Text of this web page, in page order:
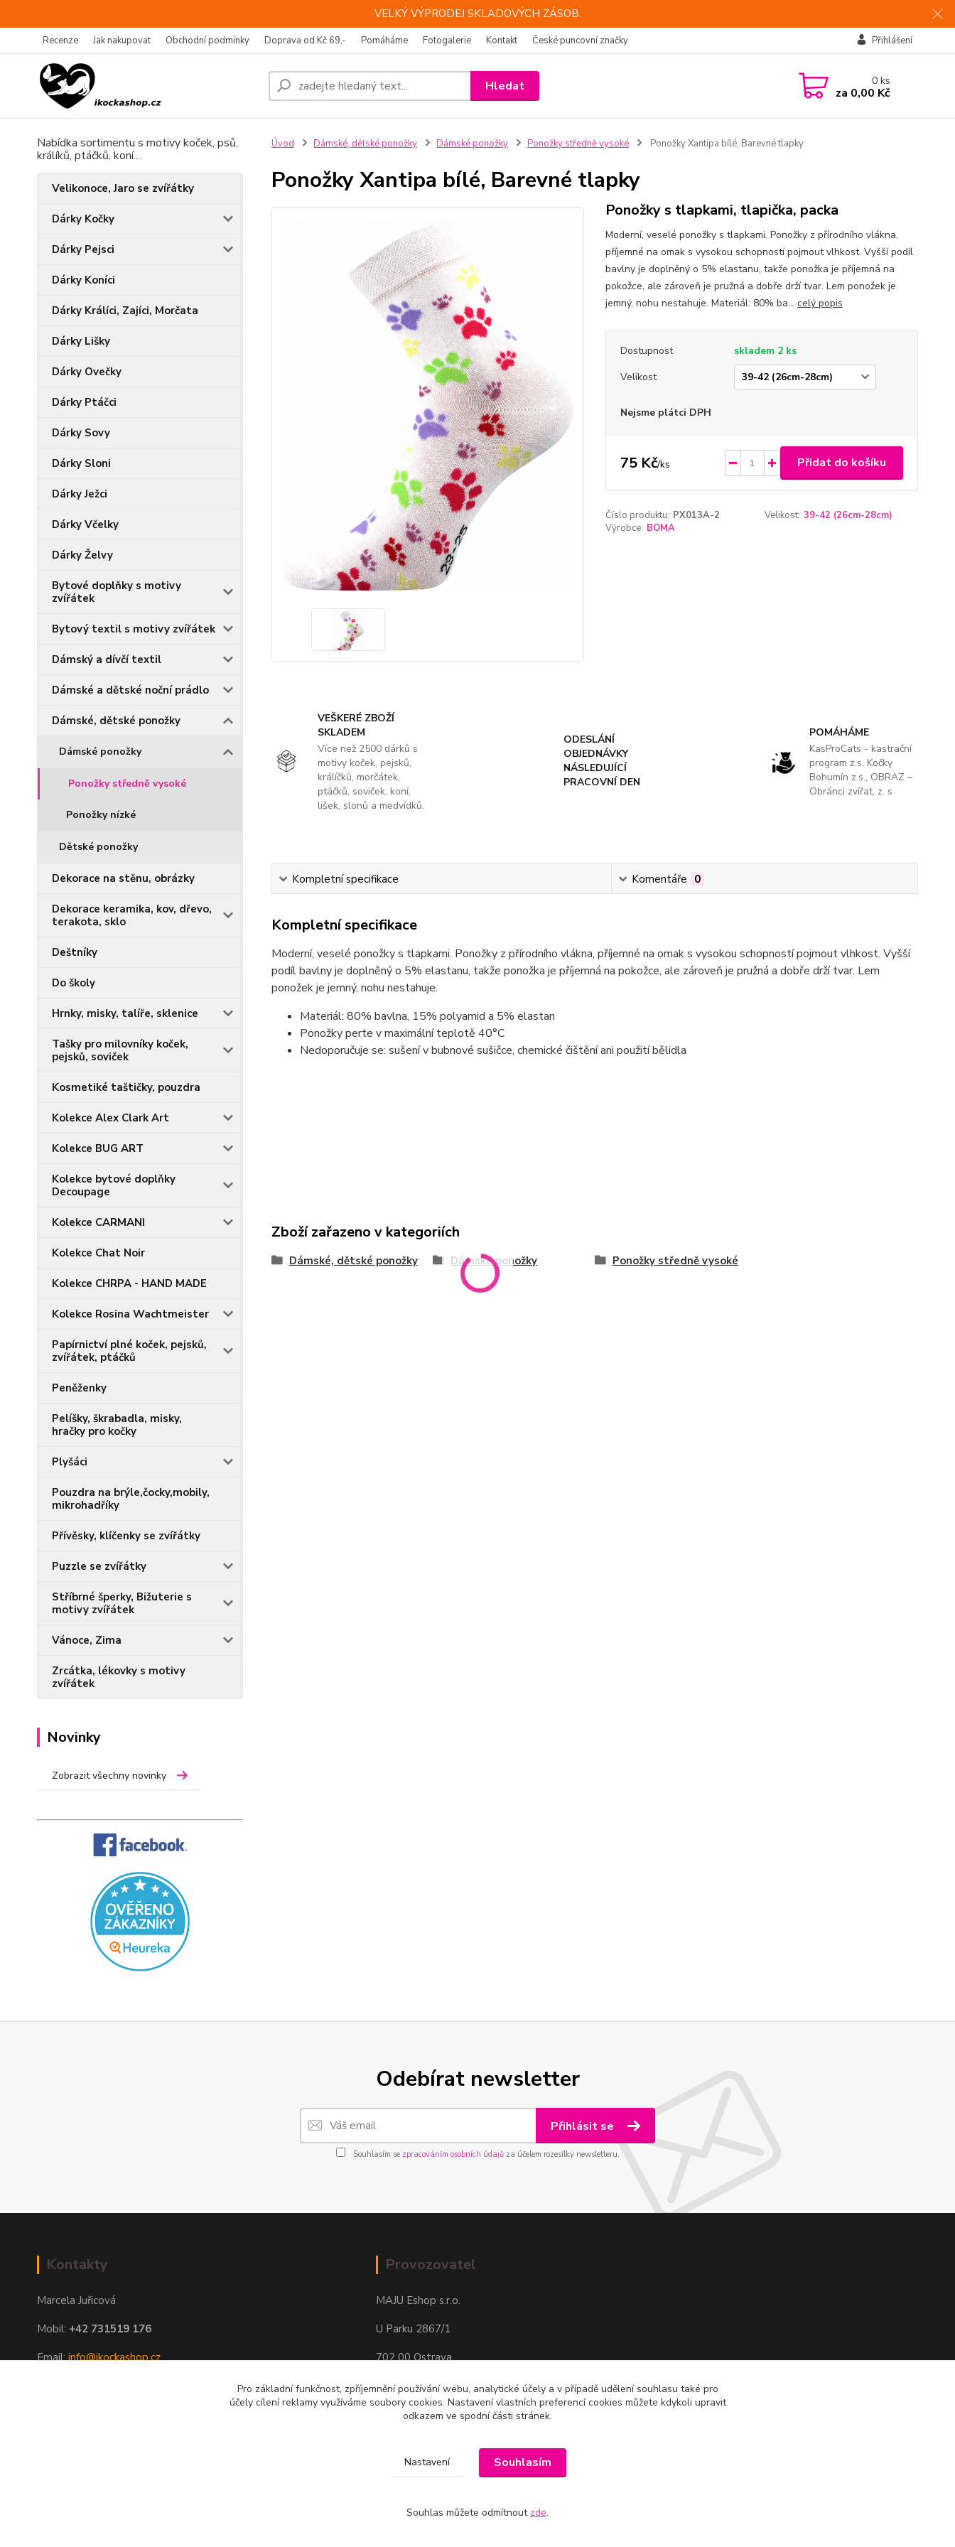
VELKÝ VÝPRODEJ SKLADOVÝCH ZÁSOB.
Recenze Jak nakupovat Obchodní podmínky Doprava od Kč 69,- Pomáháme Fotogalerie Kontakt České puncovní značky Přihlášení
Hledat 0ks
za 0,00 Kč
Nabídka sortimentu s motivy koček, psů,
králíků, ptáčků, koní....
Velikonoce, Jaro se zvířátky
Dárky Kočky
Dárky Pejsci
Dárky Koníci
Dárky Králíci, Zajíci, Morčata
Dárky Lišky
Dárky Ovečky
Dárky Ptáčci
Dárky Sovy
Dárky Sloni
Dárky Ježci
Dárky Včelky
Dárky Želvy
Bytové doplňky s motivy
zvířátek
Bytový textil s motivy zvířátek
Dámský a dívčí textil
Dámské a dětské noční prádlo
Dámské, dětské ponožky
Dámské ponožky
Ponožky středně vysoké
Ponožky nízké
Dětské ponožky
Dekorace na stěnu, obrázky
Dekorace keramika, kov, dřevo,
terakota, sklo
Deštníky
Do školy
Hrnky, misky, talíře, sklenice
Tašky pro milovníky koček,
pejsků, soviček
Kosmetiké taštičky, pouzdra
Kolekce Alex Clark Art
Kolekce BUG ART
Kolekce bytové doplňky
Decoupage
Kolekce CARMANI
Kolekce Chat Noir
Kolekce CHRPA - HAND MADE
Kolekce Rosina Wachtmeister
Papírnictví plné koček, pejsků,
zvířátek, ptáčků
Peněženky
Pelíšky, škrabadla, misky,
hračky pro kočky
Plyšáci
Pouzdra na brýle,čocky,mobily,
mikrohadříky
Přívěsky, klíčenky se zvířátky
Puzzle se zvířátky
Stříbrné šperky, Bižuterie s
motivy zvířátek
Vánoce, Zima
Zrcátka, lékovky s motivy
zvířátek
Novinky
Zobrazit všechny novinky
Úvod Dámské, dětské ponožky Dámské ponožky Ponožky středně vysoké Ponožky Xantipa bílé, Barevné tlapky
Ponožky Xantipa bílé, Barevné tlapky
Ponožky s tlapkami, tlapička, packa
Moderní, veselé ponožky s tlapkami. Ponožky z přírodního vlákna,
příjemné na omak s vysokou schopností pojmout vlhkost. Vyšší podíl
bavlny je doplněný o 5% elastanu, takže ponožka je příjemná na
pokožce, ale zároveň je pružná a dobře drží tvar. Lem ponožek je
jemný, nohu nestahuje. Materiál: 80% ba... celý popis
Dostupnost
skladem 2 ks
Velikost
Nejsme plátci DPH
75 Kč/ks Přidat do košíku
Číslo produktu: PX013A-2 Velikost: 39-42 (26cm-28cm)
Výrobce: BOMA
VEŠKERÉ ZBOŽÍ
SKLADEM
Více než 2500 dárků s
motivy koček, pejsků,
králíčků, morčátek,
ptáčků, soviček, koní,
lišek, slonů a medvídků.
ODESLÁNÍ
OBJEDNÁVKY
NÁSLEDUJÍCÍ
PRACOVNÍ DEN
POMÁHÁME
KasProCats - kastrační
program z.s, Kočky
Bohumín z.s., OBRAZ –
Obránci zvířat, z. s
Kompletní specifikace Komentáře 0
Kompletní specifikace
Moderní, veselé ponožky s tlapkami. Ponožky z přírodního vlákna, příjemné na omak s vysokou schopností pojmout vlhkost. Vyšší
podíl bavlny je doplněný o 5% elastanu, takže ponožka je příjemná na pokožce, ale zároveň je pružná a dobře drží tvar. Lem
ponožek je jemný, nohu nestahuje.
Materiál: 80% bavlna, 15% polyamid a 5% elastan
Ponožky perte v maximální teplotě 40°C
Nedoporučuje se: sušení v bubnové sušičce, chemické čištění ani použití bělidla
Zboží zařazeno v kategoriích
Dámské, dětské ponožky Dámské ponožky Ponožky středně vysoké
Odebírat newsletter
Přihlásit se
Souhlasím se zpracováním osobních údajůza účelem rozesílky newsletteru.
Kontakty
Marcela Juřicová
Mobil: +42 731519 176
Email:info@ikockashop.cz
Provozovatel
MAJU Eshop s.r.o.
U Parku 2867/1
702 00 Ostrava
IČ: 09674799
Pro základní funkčnost, zpříjemnění používání webu, analytické účely a v případě udělení souhlasu také pro
účely cílení reklamy využíváme soubory cookies. Nastavení vlastních preferencí cookies můžete kdykoli upravit
odkazem ve spodní části stránek.
Nastavení Souhlasím
Souhlas můžete odmítnout zde.